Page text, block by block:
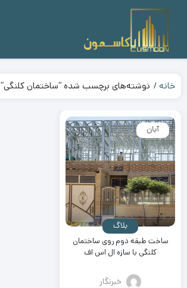
خانه نوشته‌های برچسب شده “ساختمان کلنگی”
بلاگ
آبان
ساخت طبقه دوم روی ساختمان
کلنگی با سازه ال اس اف
خبرنگار